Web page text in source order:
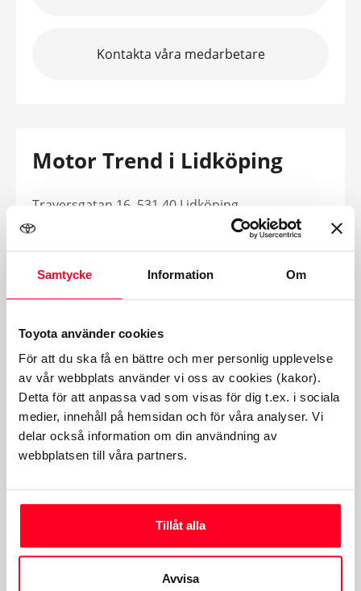
Samtycke Information Om
Toyota använder cookies
För att du ska få en bättre och mer personlig upplevelse
av vår webbplats använder vi oss av cookies (kakor).
Detta för att anpassa vad som visas för dig t.ex. i sociala
medier, innehåll på hemsidan och för våra analyser. Vi
delar också information om din användning av
webbplatsen till våra partners.
Tillåt alla
Avvisa
Kontakta våra medarbetare
Motor Trend i Lidköping
Traversgatan 16, 531 40 Lidköping
0510-31 09 00
Om oss och våra öppettider
Kontakta våra medarbetare
Motor Trend i Mariestad
0501-28 00 00